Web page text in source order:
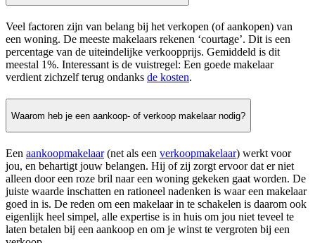
Veel factoren zijn van belang bij het verkopen (of aankopen) van
een woning. De meeste makelaars rekenen ‘courtage’. Dit is een
percentage van de uiteindelijke verkoopprijs. Gemiddeld is dit
meestal 1%. Interessant is de vuistregel: Een goede makelaar
verdient zichzelf terug ondanks de kosten.
Waarom heb je een aankoop- of verkoop makelaar nodig?
Een aankoopmakelaar(net als een verkoopmakelaar) werkt voor
jou, en behartigt jouw belangen. Hij of zij zorgt ervoor dat er niet
alleen door een roze bril naar een woning gekeken gaat worden. De
juiste waarde inschatten en rationeel nadenken is waar een makelaar
goed in is. De reden om een makelaar in te schakelen is daarom ook
eigenlijk heel simpel, alle expertise is in huis om jou niet teveel te
laten betalen bij een aankoop en om je winst te vergroten bij een